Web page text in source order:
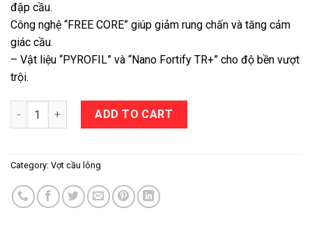
đập cầu.
Công nghệ “FREE CORE” giúp giảm rung chấn và tăng cảm
giác cầu.
– Vật liệu “PYROFIL” và “Nano Fortify TR+” cho độ bền vượt
trội.
Victor Thruster F Claw II quantity
ADD TO CART
Category: Vợt cầu lông